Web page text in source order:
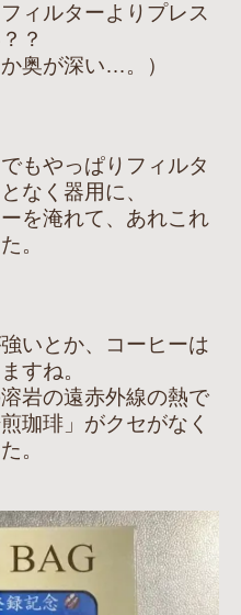
ィルターよりプレス
？
奥が深い…。）
もやっぱりフィルタ
なく器用に、
を淹れて、あれこれ
。
いとか、コーヒーは
すね。
岩の遠赤外線の熱で
珈琲」がクセがなく
。